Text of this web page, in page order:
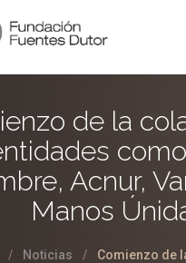
de la
Acnur,
Manos
Noticias Comienzo de